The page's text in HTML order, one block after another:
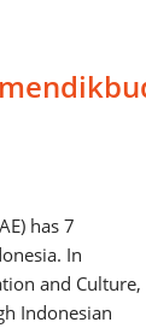
has 7
In
and Culture,
Indonesian